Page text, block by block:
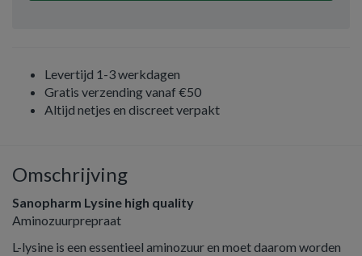
Levertijd 1-3 werkdagen
Gratis verzending vanaf €50
Altijd netjes en discreet verpakt
Omschrijving
Sanopharm Lysine high quality
Aminozuurprepraat
L-lysine is een essentieel aminozuur en moet daarom worden